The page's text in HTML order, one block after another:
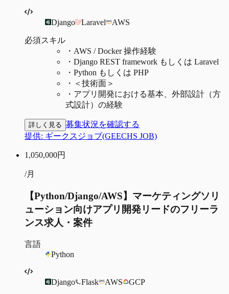
Django Laravel AWS
必須スキル
・ AWS / Docker 操作経験
・ Django REST framework もしくは Laravel
・ Python もしくは PHP
・ ＜技術面＞
・ アプリ開発における基本、外部設計（方
式設計）の経験
詳しく見る 募集状況を確認する
提供: ギークスジョブ(GEECHS JOB)
1,050,000円
/月
【Python/Django/AWS】マーケティングソリ
ューション向けアプリ開発リードのフリーラ
ンス求人・案件
言語
Python
Django Flask AWS GCP